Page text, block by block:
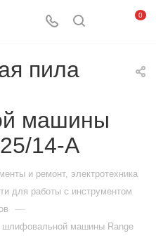
0
пила
машины
14-A
и ремонт, электротехника
для работы с инструментом
—
шлифовальной машины Range